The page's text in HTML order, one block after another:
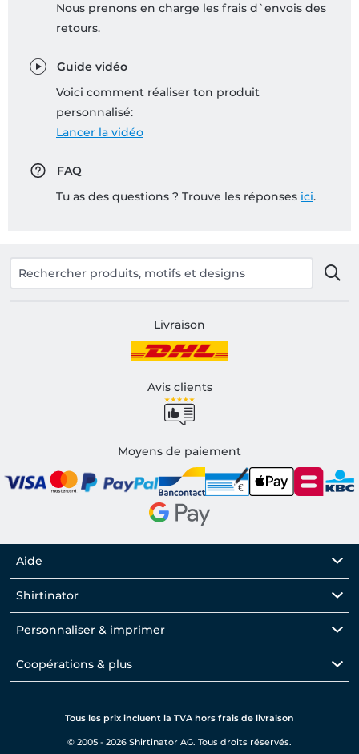
Nous prenons en charge les frais d`envois des
retours.
Guide vidéo
Voici comment réaliser ton produit
personnalisé:
Lancer la vidéo
FAQ
Tu as des questions ? Trouve les réponses ici.
Livraison
Avis clients
Moyens de paiement
Aide
Shirtinator
Personnaliser & imprimer
Coopérations & plus
Tous les prix incluent la TVA hors frais de livraison
© 2005 - 2026 Shirtinator AG. Tous droits réservés.